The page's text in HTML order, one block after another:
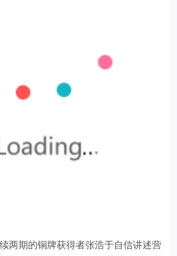
两期的铜牌获得者张浩于自信讲述营